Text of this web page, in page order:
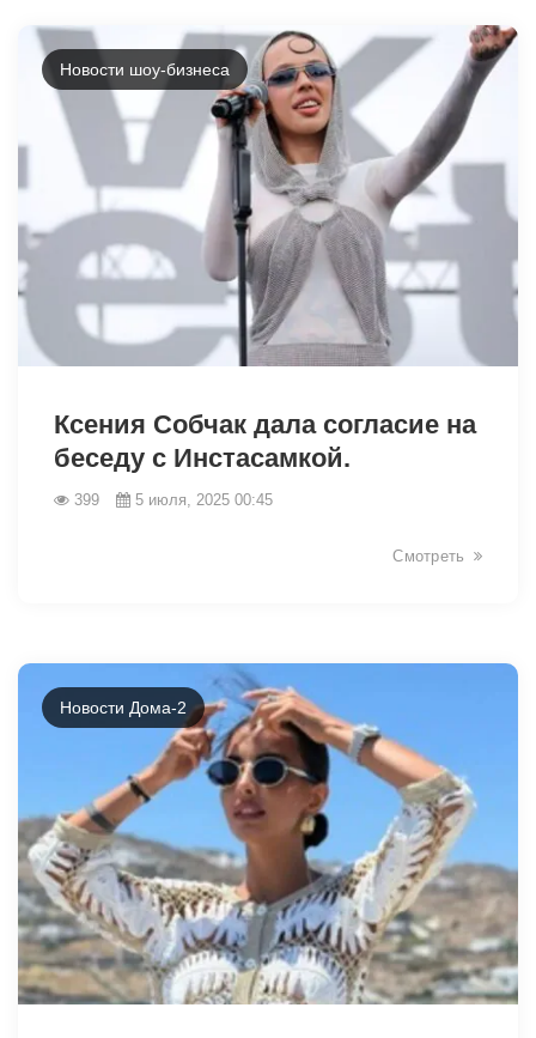
Новости шоу-бизнеса
Ксения Собчак дала согласие на
беседу с Инстасамкой.
399 5 июля, 2025 00:45
Смотреть
Новости Дома-2